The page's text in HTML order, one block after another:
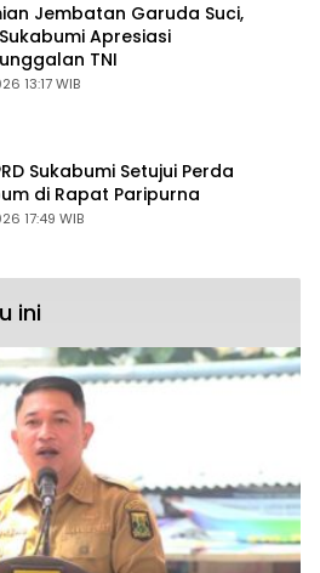
Jembatan Garuda Suci,
Apresiasi
TNI
13:17 WIB
Sukabumi Setujui Perda
di Rapat Paripurna
17:49 WIB
ini